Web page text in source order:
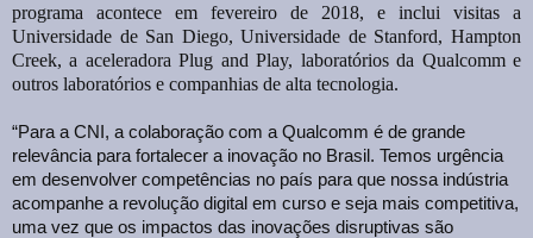
programa acontece em fevereiro de 2018, e inclui visitas a
Universidade de San Diego, Universidade de Stanford, Hampton
Creek, a aceleradora Plug and Play, laboratórios da Qualcomm e
outros laboratórios e companhias de alta tecnologia.
“Para a CNI, a colaboração com a Qualcomm é de grande
relevância para fortalecer a inovação no Brasil. Temos urgência
em desenvolver competências no país para que nossa indústria
acompanhe a revolução digital em curso e seja mais competitiva,
uma vez que os impactos das inovações disruptivas são